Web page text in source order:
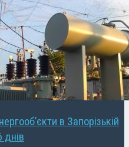
в Запорізькій
днів